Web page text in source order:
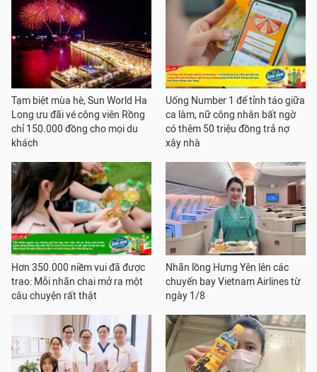
Tạm biệt mùa hè, Sun World Ha
Long ưu đãi vé công viên Rồng
chỉ 150.000 đồng cho mọi du
khách
Uống Number 1 để tỉnh táo giữa
ca làm, nữ công nhân bất ngờ
có thêm 50 triệu đồng trả nợ
xây nhà
Hơn 350.000 niềm vui đã được
trao: Mỗi nhãn chai mở ra một
câu chuyện rất thật
Nhãn lồng Hưng Yên lên các
chuyến bay Vietnam Airlines từ
ngày 1/8